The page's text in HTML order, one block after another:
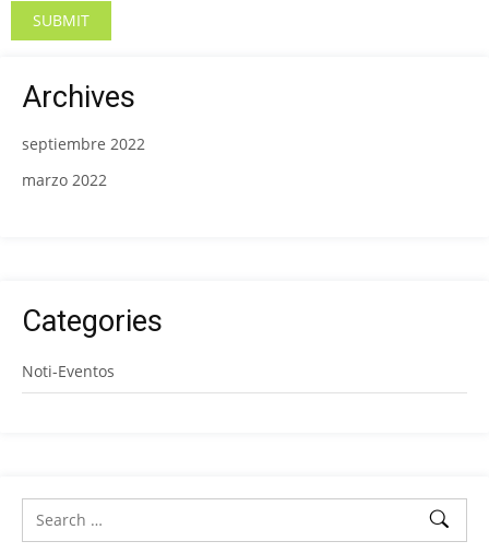
Archives
septiembre 2022
marzo 2022
Categories
Noti-Eventos